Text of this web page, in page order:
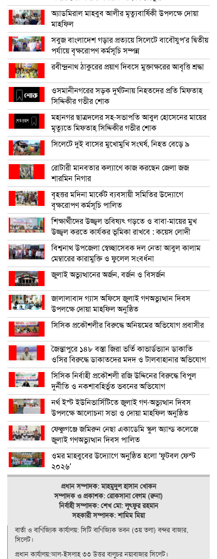
অ্যাডমিরাল মাহবুব আলীর মৃত্যুবার্ষিকী উপলক্ষে দোয়া
মাহফিল
সবুজ বাংলাদেশ গড়ার প্রত্যয়ে সিলেটে বাবৌযুপ’র দ্বিতীয়
পর্যায়ে বৃক্ষরোপণ কর্মসূচি সম্পন্ন
রবীন্দ্রনাথ ঠাকুরের প্রয়াণ দিবসে মুক্তাক্ষরের আবৃত্তি শ্রদ্ধা
ওসমানীনগরের সড়ক দুর্ঘটনায় নিহতদের প্রতি মিফতাহ্
সিদ্দিকীর গভীর শোক
মহানগর ছাত্রদলের সহ-সভাপতি আবুল হোসেনের মায়ের
মৃত্যুতে মিফতাহ্ সিদ্দিকীর গভীর শোক
সিলেটে দুই বাসের মুখোমুখি সংঘর্ষ, নিহত বেড়ে ৯
রোটারী মানবতার কল্যাণে কাজ করছেন জেলা জজ
শারমিন নিগার
বৃহত্তর মদিনা মার্কেট ব্যবসায়ী সমিতির উদ্যোগে
বৃক্ষরোপণ কর্মসূচি পালিত
শিক্ষার্থীদের উজ্জ্বল ভবিষ্যৎ গড়তে ও বাবা-মায়ের মুখ
উজ্জ্বল করতে কার্যকর ভূমিকা রাখবে : কয়েস লোদী
বিশ্বনাথ উপজেলা স্বেচ্ছাসেবক দল নেতা আবুল কালাম
মেম্বারের কারামুক্তি ও ফুলেল সংবর্ধনা
জুলাই অভ্যুত্থানের অর্জন, বর্জন ও বিসর্জন
জালালাবাদ গ্যাস অফিসে জুলাই গণঅভ্যুত্থান দিবস
উপলক্ষে দোয়া মাহফিল অনুষ্ঠিত
সিসিক প্রকৌশলীর বিরুদ্ধে অনিয়মের অভিযোগ প্রবাসীর
জৈন্তাপুরে ১৪৮ বস্তা জিরা ভর্তি কাভার্ডভ্যান ডাকাতি
ওসির বিরুদ্ধে ডাকাতদের মদদ ও টালবাহানার অভিযোগ
সিসিক নির্বাহী প্রকৌশলী রজি উদ্দিনের বিরুদ্ধে বিপুল
দুর্নীতি ও নকশাবহির্ভূত ভবনের অভিযোগ
নর্থ ইস্ট ইউনিভার্সিটিতে জুলাই গণ-অভ্যুত্থান দিবস
উপলক্ষে আলোচনা সভা ও দোয়া মাহফিল অনুষ্ঠিত
ফেঞ্চুগঞ্জে জমিরুন নেছা একাডেমি স্কুল অ্যান্ড কলেজে
জুলাই গণঅভ্যুত্থান দিবস পালিত
ওমর মাহবুবের উদ্যোগে অনুষ্ঠিত হলো ‘ফুটবল ফেস্ট
২০২৬’
প্রধান সম্পাদক: মাহমুদুল হাসান খোকন
সম্পাদক ও প্রকাশক: রোকসানা বেগম (রুনা)
নির্বাহী সম্পাদক: শেখ মো: লুৎফুর রহমান
সহকারী সম্পাদক: শামিম মিয়া
বার্তা ও বাণিজ্যিক কার্যালয়: সিটি বাণিজ‍্যিক ভবন (৩য় তলা) বন্দর বাজার,
সিলেট।
প্রধান কার্যালয়:আল-ইসলাহ ৩৩ উত্তর বালুচর নয়াবাজার সিলেট।